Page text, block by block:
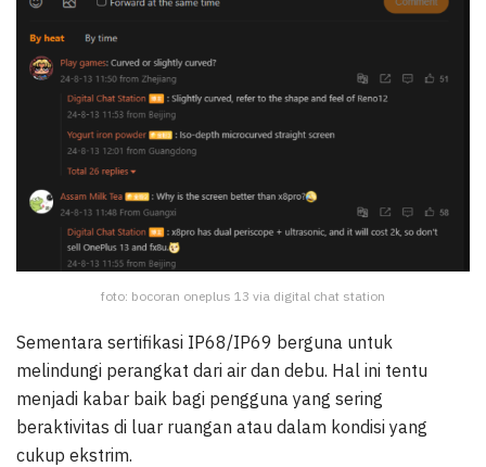
foto: bocoran oneplus 13 via digital chat station
Sementara sertifikasi IP68/IP69 berguna untuk
melindungi perangkat dari air dan debu. Hal ini tentu
menjadi kabar baik bagi pengguna yang sering
beraktivitas di luar ruangan atau dalam kondisi yang
cukup ekstrim.